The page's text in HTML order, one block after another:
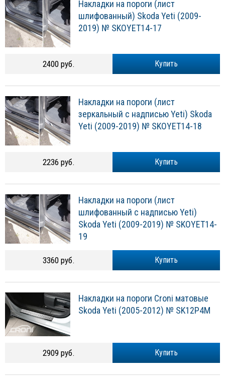
Накладки на пороги (лист
шлифованный) Skoda Yeti (2009-
2019) № SKOYET14-17
Купить
2400 руб.
Накладки на пороги (лист
зеркальный с надписью Yeti) Skoda
Yeti (2009-2019) № SKOYET14-18
Купить
2236 руб.
Накладки на пороги (лист
шлифованный с надписью Yeti)
Skoda Yeti (2009-2019) № SKOYET14-
19
Купить
3360 руб.
Накладки на пороги Croni матовые
Skoda Yeti (2005-2012) № SK12P4M
Купить
2909 руб.